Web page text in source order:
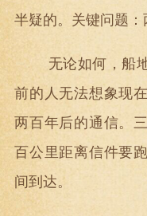
半疑的。关键问题：
无论如何，船
前的人无法想象现
两百年后的通信。
百公里距离信件要
间到达。